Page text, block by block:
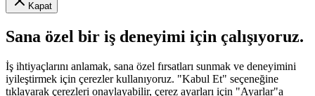
Kapat
Sana özel bir iş deneyimi için çalışıyoruz.
İş ihtiyaçlarını anlamak, sana özel fırsatları sunmak ve deneyimini
iyileştirmek için çerezler kullanıyoruz. "Kabul Et" seçeneğine
tıklayarak çerezleri onaylayabilir, çerez ayarları için "Ayarlar"a